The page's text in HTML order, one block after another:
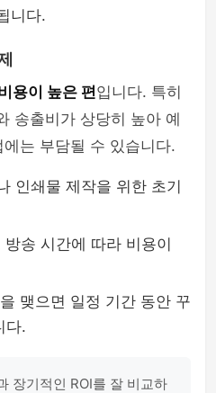
니다.
용이 높은 편입니다. 특히
송출비가 상당히 높아 예
는 부담될 수 있습니다.
인쇄물 제작을 위한 초기
송 시간에 따라 비용이
맺으면 일정 기간 동안 꾸
다.
장기적인 ROI를 잘 비교하